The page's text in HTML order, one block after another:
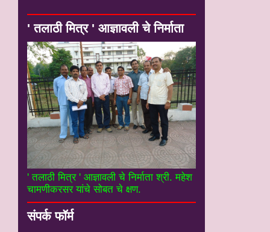
' तलाठी मित्र ' आज्ञावली चे निर्माता
' तलाठी मित्र ' आज्ञावली चे निर्माता श्री. महेश
चामणीकरसर यांचे सोबत चे क्षण.
संपर्क फॉर्म